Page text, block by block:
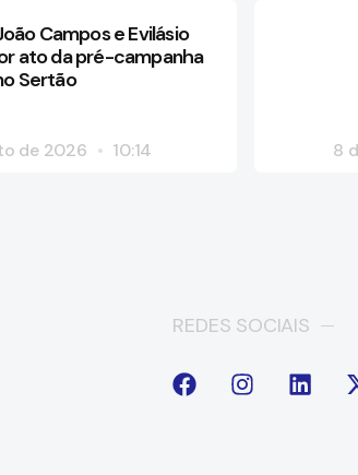
Campos e Evilásio
ato da pré-campanha
Sertão
de 2026 10:14 8
REDES SOCIAIS